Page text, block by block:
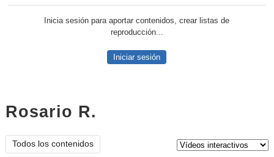
Inicia sesión para aportar contenidos, crear listas de
reproducción...
Iniciar sesión
Rosario R.
Todos los contenidos